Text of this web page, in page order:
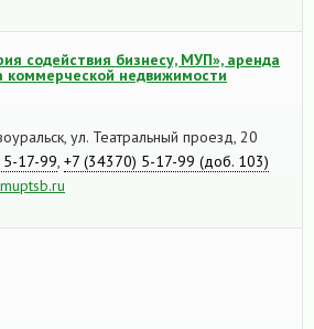
содействия бизнесу, МУП», аренда
коммерческой недвижимости
ул. Театральный проезд, 20
17-99 +7 (34370) 5-17-99 (доб. 103)